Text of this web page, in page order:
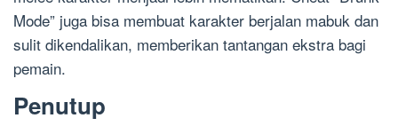
Mode” juga bisa membuat karakter berjalan mabuk dan
sulit dikendalikan, memberikan tantangan ekstra bagi
pemain.
Penutup